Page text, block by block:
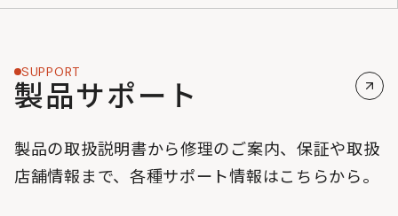
SUPPORT
製品サポート
製品の取扱説明書から修理のご案内、保証や取扱
店舗情報まで、各種サポート情報はこちらから。